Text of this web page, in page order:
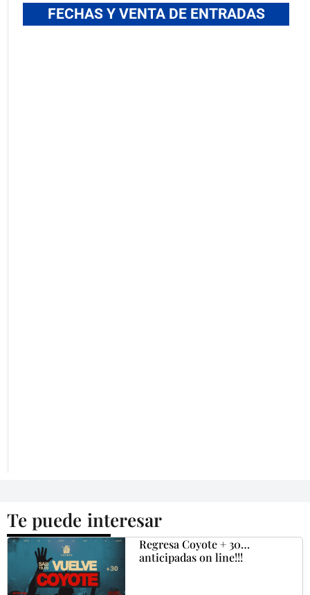
FECHAS Y VENTA DE ENTRADAS
Te puede interesar
Regresa Coyote + 30…
anticipadas on line!!!